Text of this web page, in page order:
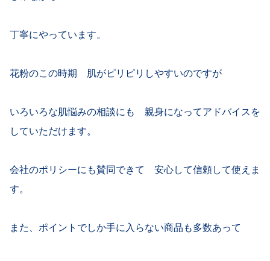
丁寧にやっています。
花粉のこの時期 肌がピリピリしやすいのですが
いろいろな肌悩みの相談にも 親身になってアドバイスを
していただけます。
会社のポリシーにも賛同できて 安心して信頼して使えま
す。
また、ポイントでしか手に入らない商品も多数あって